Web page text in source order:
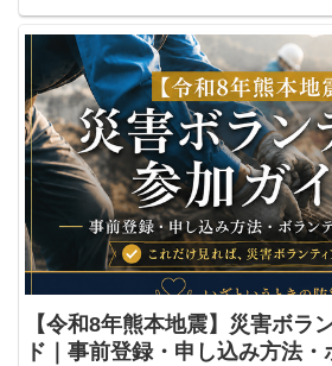
【令和8年熊本地震】災害ボラ
ド｜事前登録・申し込み方法